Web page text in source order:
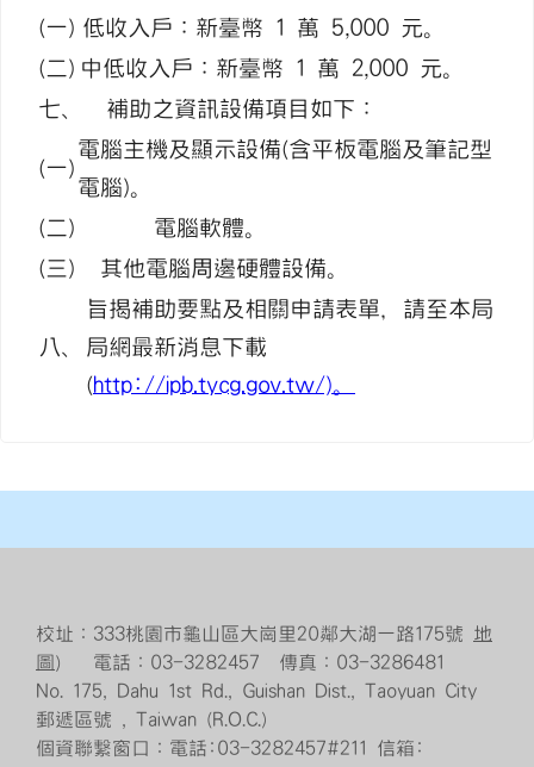
(一) 低收入戶：新臺幣 1 萬 5,000 元。
(二) 中低收入戶：新臺幣 1 萬 2,000 元。
七、
補助之資訊設備項目如下：
(一)
電腦主機及顯示設備(含平板電腦及筆記型
電腦)。
(二)
電腦軟體。
(三)
其他電腦周邊硬體設備。
八、
旨揭補助要點及相關申請表單，請至本局
局網最新消息下載
(http://ipb.tycg.gov.tw/)。
校址：333桃園市龜山區大崗里20鄰大湖一路175號 地
圖） 電話：03-3282457 傳真：03-3286481
No. 175, Dahu 1st Rd., Guishan Dist., Taoyuan City
郵遞區號 , Taiwan (R.O.C.)
個資聯繫窗口：電話:03-3282457#211 信箱: